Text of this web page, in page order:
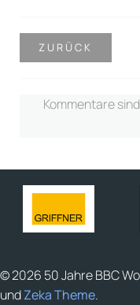
ZURÜCK
Kommentare
© 2026 50 Jahre BBC
undZeka Theme.